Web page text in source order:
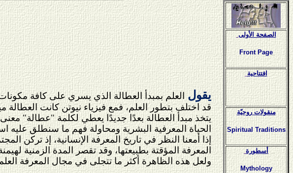
يقول العلم بمبدأ العطالة الذي يسري على كافة
قد اختلف بتطور العلم، فمع فيزياء نيوتن كانت العطالة
يتخذ مبدأ العطالة بعدًا جديدًا يعطي لكلمة "عطالة"
الحياة المعرفية البشرية ومحاولة فهم ما سنطلق عليه
إذا أمعنا النظر في تاريخ المعرفة الإنسانية، إذ تركن
المعرفة المؤقتة بطبيعتها، وقد تقصر المدة الزمنية
ولعل هذه الظاهرة أكثر ما تتجلى في مجال المعرفة
الصفحة الأولى
Front Page
افتتاحية
منقولات روحيّة
Spiritual Traditions
أسطورة
Mythology